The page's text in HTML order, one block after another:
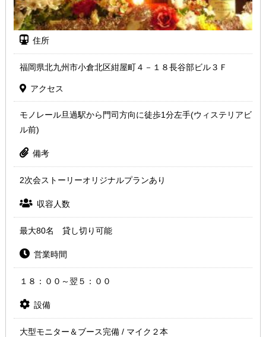
住所
福岡県北九州市小倉北区紺屋町４－１８長谷部ビル３Ｆ
アクセス
モノレール旦過駅から門司方向に徒歩1分左手(ウィステリアビ
ル前)
備考
2次会ストーリーオリジナルプランあり
収容人数
最大80名 貸し切り可能
営業時間
１８：００～翌５：００
設備
大型モニター＆ブース完備 / マイク２本